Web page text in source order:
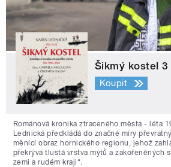
Šikmý kostel 3
Koupit
Románová kronika ztraceného města - léta
Lednická předkládá do značné míry
měnící obraz hornického regionu, jehož
překrývá tlustá vrstva mýtů a zakořeněných
zemi a rudém kraji“.